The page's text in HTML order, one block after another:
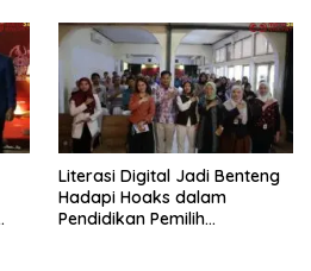
dan Pemula
Literasi Digital Jadi Benteng
Hadapi Hoaks dalam
Pendidikan Pemilih